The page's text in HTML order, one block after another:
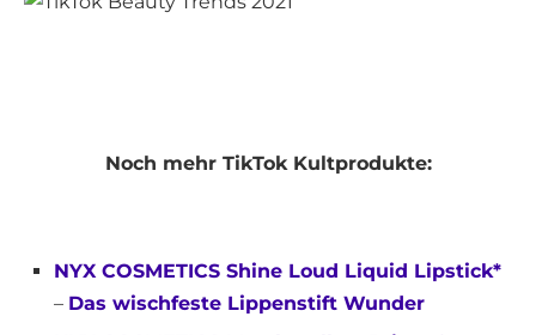
Noch mehr TikTok Kultprodukte:
NYX COSMETICS Shine Loud Liquid Lipstick*
– Das wischfeste Lippenstift Wunder